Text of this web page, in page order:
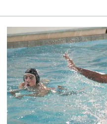
WATERPOLO
MASCULINO
–
SUPERLIGA
SUDAMERICANA
–
ETAPA
2